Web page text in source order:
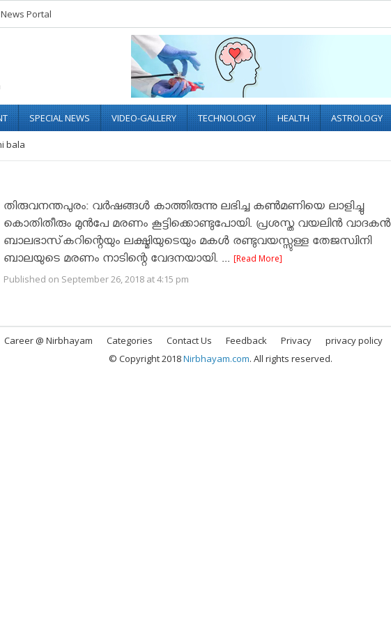
Portal
SPECIAL NEWS VIDEO-GALLERY TECHNOLOGY HEALTH ASTROLOGY
bala
തിരുവനന്തപുരം: വർഷങ്ങൾ കാത്തിരുന്നു ലഭിച്ച കൺമണിയെ ലാളിച്ചു
കൊതിതീരും മുൻപേ മരണം കൂട്ടിക്കൊണ്ടുപോയി. പ്രശസ്ത വയലിൻ വാദകൻ
ബാലഭാസ്‌കറിന്റെയും ലക്ഷ്മിയുടെയും മകൾ രണ്ടുവയസ്സുള്ള തേജസ്വിനി
ബാലയുടെ മരണം നാടിന്റെ വേദനയായി. ... [Read More]
Published on September 26, 2018 at 4:15 pm
Career @ Nirbhayam Categories Contact Us Feedback Privacy privacy policy
© Copyright 2018Nirbhayam.com. All rights reserved.